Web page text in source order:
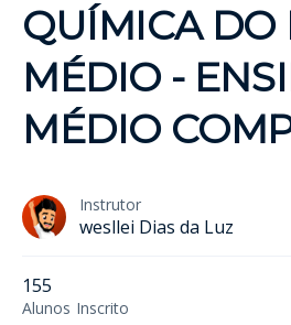
QUÍMICA DO
MÉDIO -
MÉDIO
Instrutor
wesllei Dias da Luz
155
Alunos Inscrito